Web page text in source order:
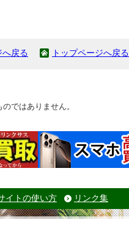
へ戻る トップページへ戻る
ではありません。
イトの使い方 リンク集